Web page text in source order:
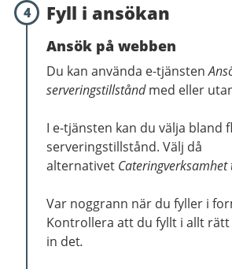
4 Fyll i ansökan
Ansök på webben
Du kan använda e-tjänsten
serveringstillståndmed eller
I e-tjänsten kan du välja bland
serveringstillstånd. Välj då
alternativet
Var noggrann när du fyller i
Kontrollera att du fyllt i allt
in det.